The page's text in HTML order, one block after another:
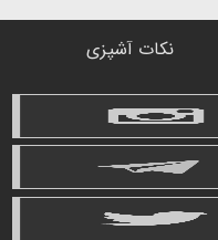
نکات آشپزی